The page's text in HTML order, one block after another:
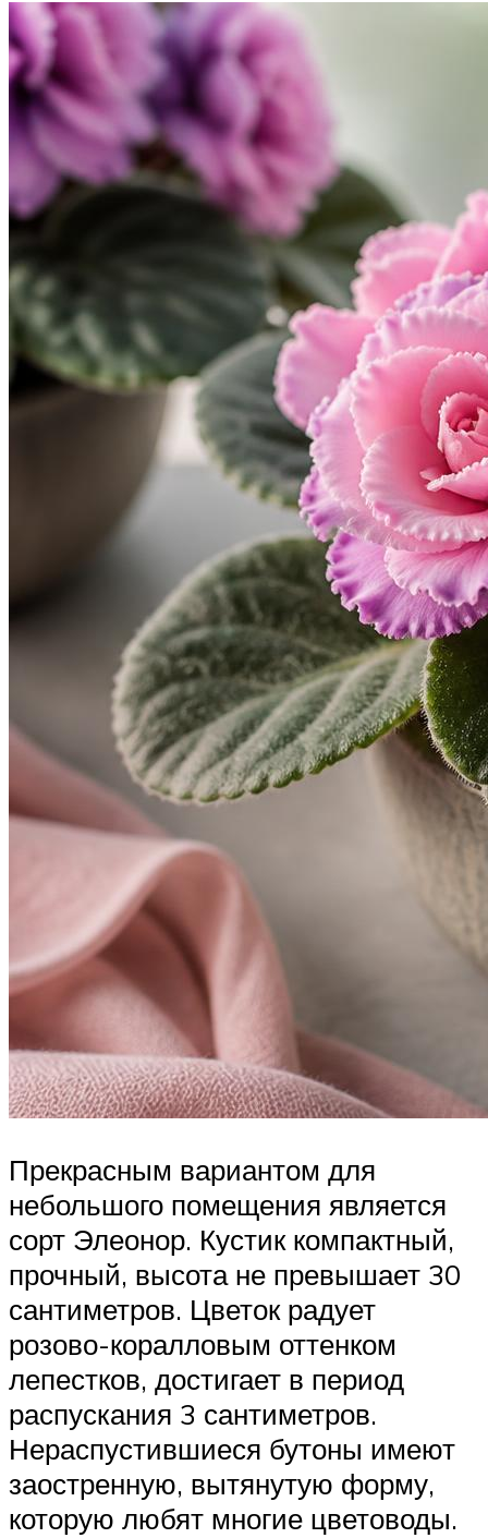
Прекрасным вариантом для
небольшого помещения является
сорт Элеонор. Кустик компактный,
прочный, высота не превышает 30
сантиметров. Цветок радует
розово-коралловым оттенком
лепестков, достигает в период
распускания 3 сантиметров.
Нераспустившиеся бутоны имеют
заостренную, вытянутую форму,
которую любят многие цветоводы.